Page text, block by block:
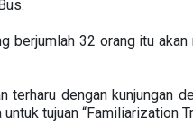
berjumlah 32 orang itu
terharu dengan kunjungan
tujuan “Familiarization